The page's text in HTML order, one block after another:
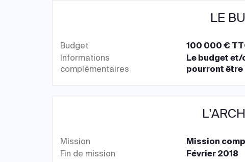
LE
Budget
100 000 €
Informations
complémentaires
Le budget et/
pourront être
Mission
Mission
Fin de mission
Février 2018